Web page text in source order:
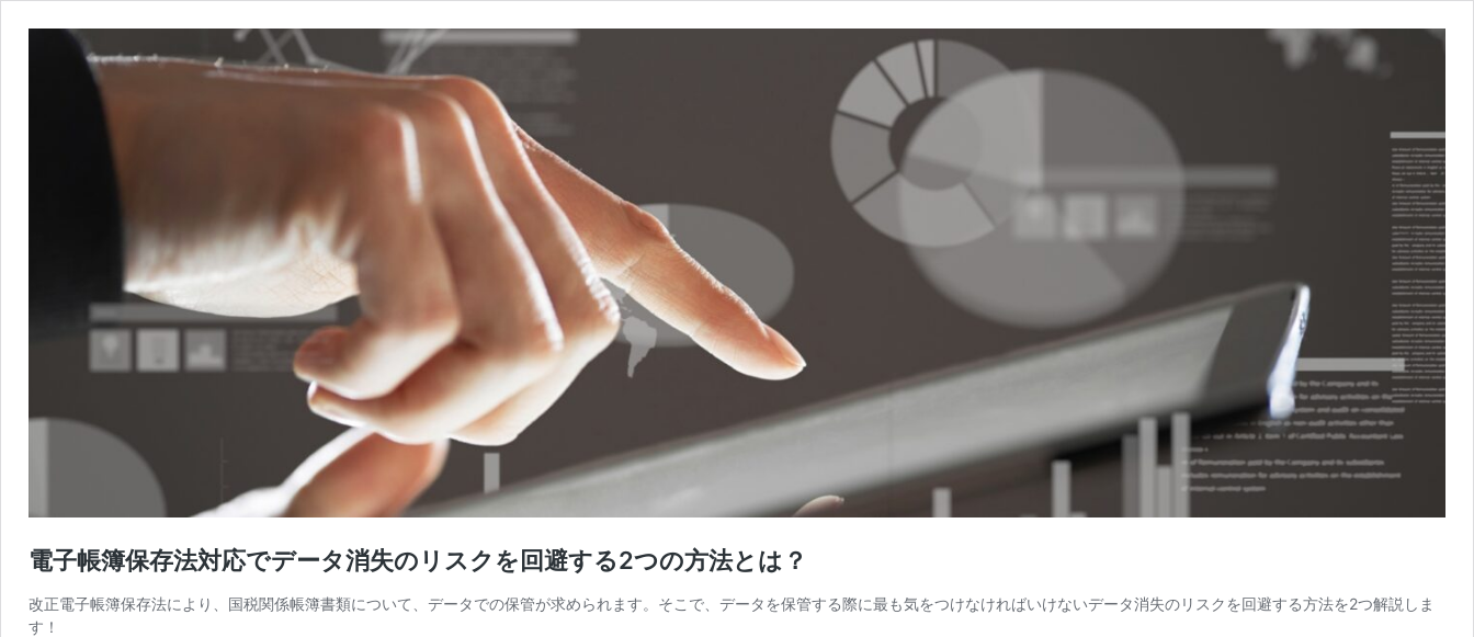
電子帳簿保存法対応でデータ消失のリスクを回避する2つの方法とは？
改正電子帳簿保存法により、国税関係帳簿書類について、データでの保管が求められます。そこで、データを保管する際に最も気をつけなければいけないデータ消失のリスクを回避する方法を2つ解説しま
す！